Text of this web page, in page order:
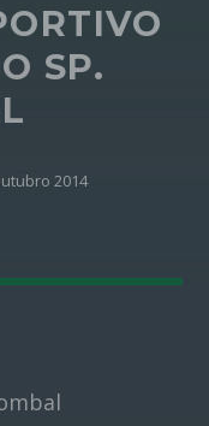
WEBSITE:
EM:
SP.
2014